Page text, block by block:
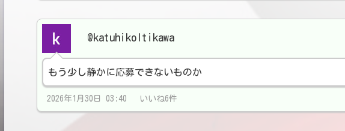
@katuhikoItikawa
もう少し静かに応募できないものか
2026年1月30日 03:40 いいね6件